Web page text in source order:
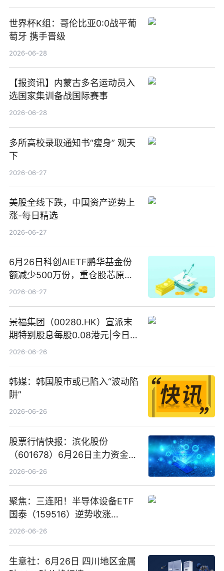
世界杯K组：哥伦比亚0:0战平葡
萄牙 携手晋级
2026-06-28
【报资讯】内蒙古多名运动员入
选国家集训备战国际赛事
2026-06-28
多所高校录取通知书“瘦身” 观天
下
2026-06-27
美股全线下跌，中国资产逆势上
涨-每日精选
2026-06-27
6月26日科创AIETF鹏华基金份
额减少500万份，重仓股芯原股
份、寒武纪、澜起科技 观速讯
2026-06-27
景福集团（00280.HK）宣派末
期特别股息每股0.08港元|今日快
看
2026-06-26
韩媒：韩国股市或已陷入“波动陷
阱”
2026-06-26
股票行情快报：滨化股份
（601678）6月26日主力资金净
卖出5964.34万元
2026-06-26
聚焦：三连阳！半导体设备ETF
国泰（159516）逆势收涨
3.5%，近10日累计净流入超65
2026-06-26
生意社：6月26日 四川地区金属